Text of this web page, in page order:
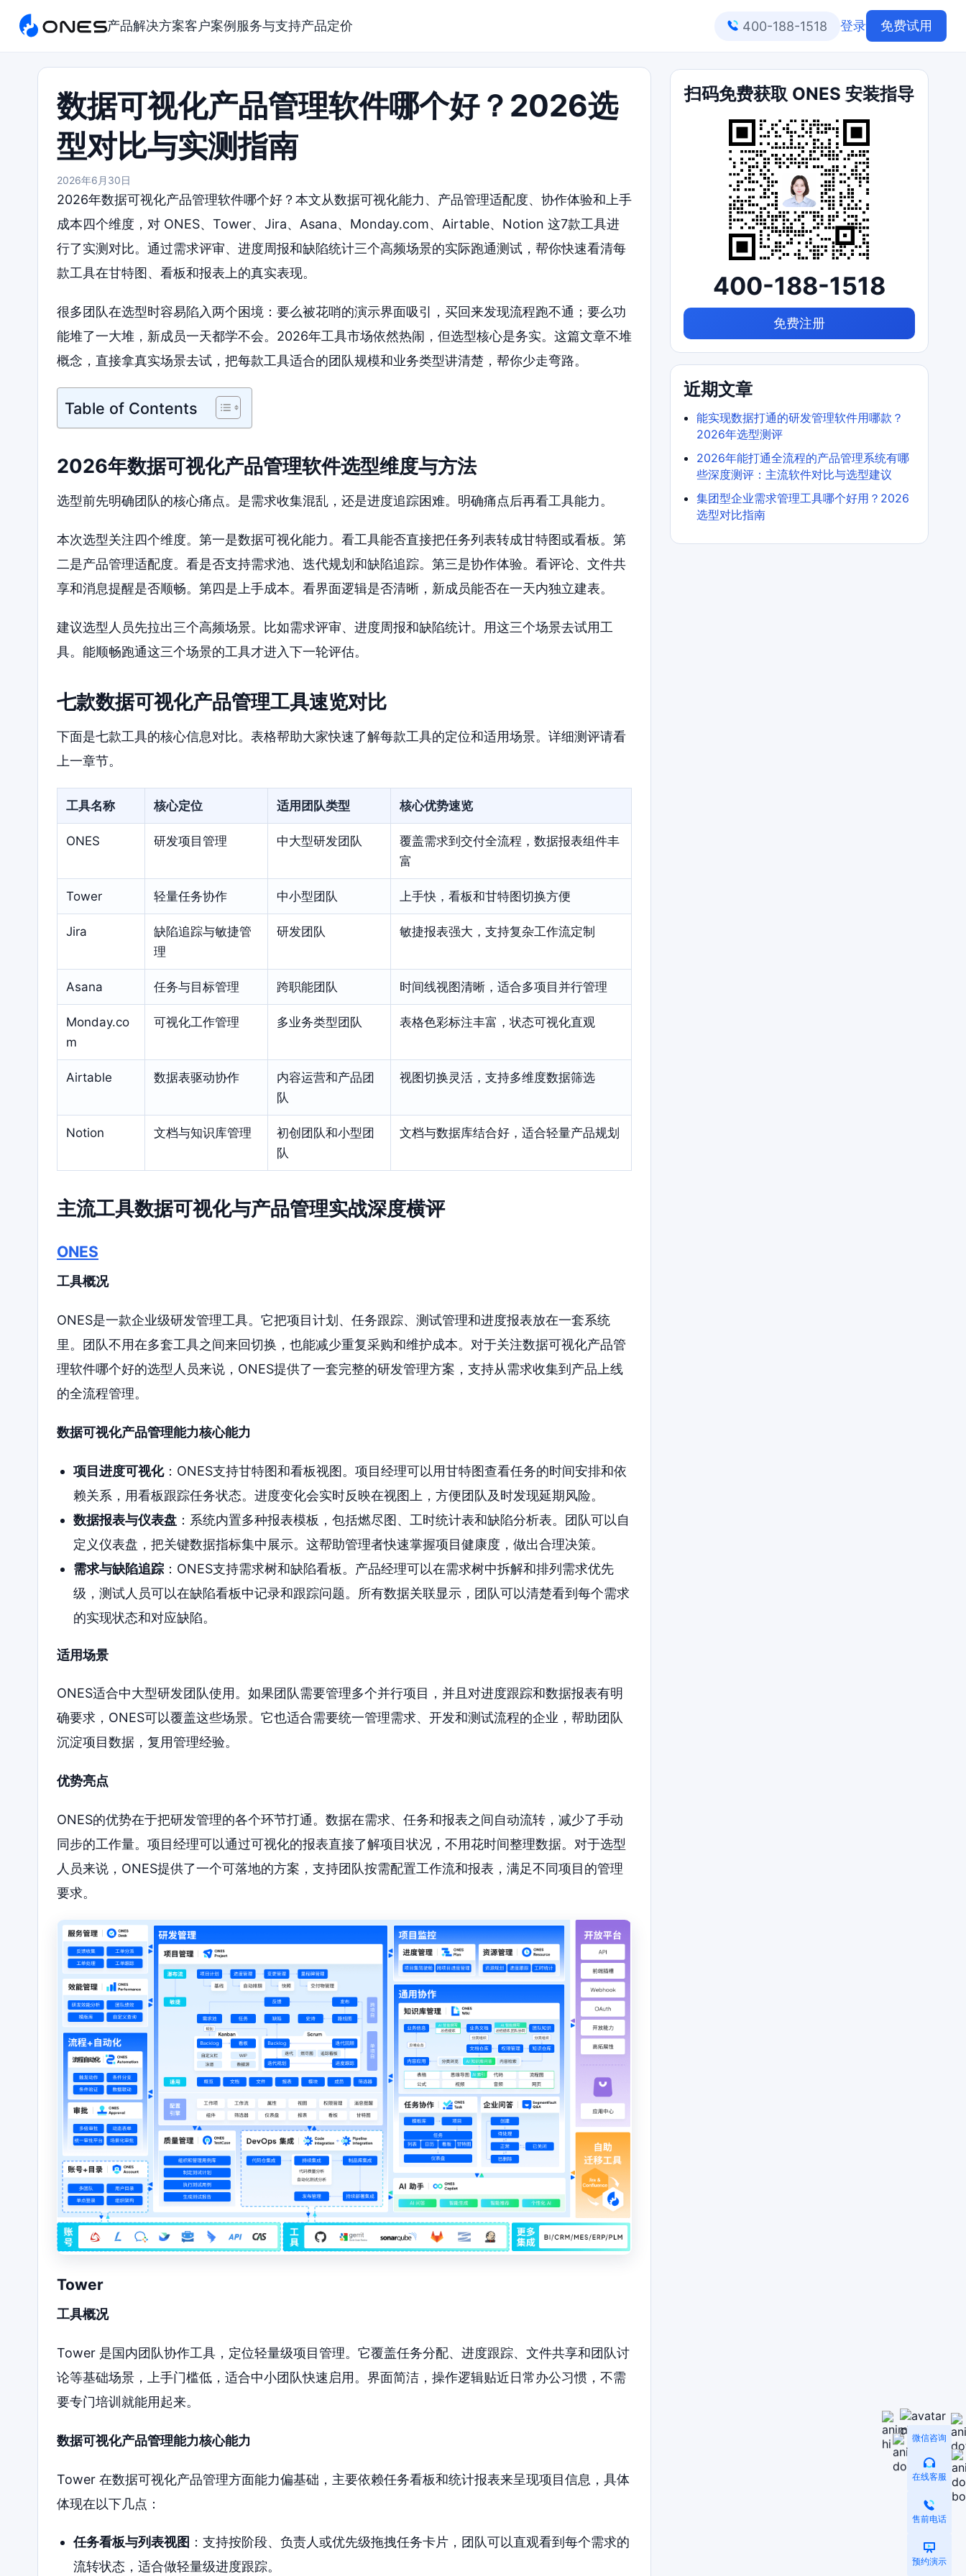
产品解决方案客户案例 服务与支持产品定价 400-188-1518 登录 免费试用
数据可视化产品管理软件哪个好？2026选
型对比与实测指南
2026年6月30日
2026年数据可视化产品管理软件哪个好？本文从数据可视化能力、产品管理适配度、协作体验和上手
成本四个维度，对 ONES、Tower、Jira、Asana、Monday.com、Airtable、Notion 这7款工具进
行了实测对比。通过需求评审、进度周报和缺陷统计三个高频场景的实际跑通测试，帮你快速看清每
款工具在甘特图、看板和报表上的真实表现。
很多团队在选型时容易陷入两个困境：要么被花哨的演示界面吸引，买回来发现流程跑不通；要么功
能堆了一大堆，新成员一天都学不会。2026年工具市场依然热闹，但选型核心是务实。这篇文章不堆
概念，直接拿真实场景去试，把每款工具适合的团队规模和业务类型讲清楚，帮你少走弯路。
Table of Contents
2026年数据可视化产品管理软件选型维度与方法
选型前先明确团队的核心痛点。是需求收集混乱，还是进度追踪困难。明确痛点后再看工具能力。
本次选型关注四个维度。第一是数据可视化能力。看工具能否直接把任务列表转成甘特图或看板。第
二是产品管理适配度。看是否支持需求池、迭代规划和缺陷追踪。第三是协作体验。看评论、文件共
享和消息提醒是否顺畅。第四是上手成本。看界面逻辑是否清晰，新成员能否在一天内独立建表。
建议选型人员先拉出三个高频场景。比如需求评审、进度周报和缺陷统计。用这三个场景去试用工
具。能顺畅跑通这三个场景的工具才进入下一轮评估。
七款数据可视化产品管理工具速览对比
下面是七款工具的核心信息对比。表格帮助大家快速了解每款工具的定位和适用场景。详细测评请看
上一章节。
工具名称 核心定位 适用团队类型 核心优势速览
ONES 研发项目管理 中大型研发团队
覆盖需求到交付全流程，数据报表组件丰
富
Tower 轻量任务协作 中小型团队 上手快，看板和甘特图切换方便
Jira
缺陷追踪与敏捷管
理
研发团队 敏捷报表强大，支持复杂工作流定制
Asana 任务与目标管理 跨职能团队 时间线视图清晰，适合多项目并行管理
Monday.co
m
可视化工作管理 多业务类型团队 表格色彩标注丰富，状态可视化直观
Airtable 数据表驱动协作
内容运营和产品团
队
视图切换灵活，支持多维度数据筛选
Notion 文档与知识库管理
初创团队和小型团
队
文档与数据库结合好，适合轻量产品规划
主流工具数据可视化与产品管理实战深度横评
ONES
工具概况
ONES是一款企业级研发管理工具。它把项目计划、任务跟踪、测试管理和进度报表放在一套系统
里。团队不用在多套工具之间来回切换，也能减少重复采购和维护成本。对于关注数据可视化产品管
理软件哪个好的选型人员来说，ONES提供了一套完整的研发管理方案，支持从需求收集到产品上线
的全流程管理。
数据可视化产品管理能力核心能力
项目进度可视化：ONES支持甘特图和看板视图。项目经理可以用甘特图查看任务的时间安排和依
赖关系，用看板跟踪任务状态。进度变化会实时反映在视图上，方便团队及时发现延期风险。
数据报表与仪表盘：系统内置多种报表模板，包括燃尽图、工时统计表和缺陷分析表。团队可以自
定义仪表盘，把关键数据指标集中展示。这帮助管理者快速掌握项目健康度，做出合理决策。
需求与缺陷追踪：ONES支持需求树和缺陷看板。产品经理可以在需求树中拆解和排列需求优先
级，测试人员可以在缺陷看板中记录和跟踪问题。所有数据关联显示，团队可以清楚看到每个需求
的实现状态和对应缺陷。
适用场景
ONES适合中大型研发团队使用。如果团队需要管理多个并行项目，并且对进度跟踪和数据报表有明
确要求，ONES可以覆盖这些场景。它也适合需要统一管理需求、开发和测试流程的企业，帮助团队
沉淀项目数据，复用管理经验。
优势亮点
ONES的优势在于把研发管理的各个环节打通。数据在需求、任务和报表之间自动流转，减少了手动
同步的工作量。项目经理可以通过可视化的报表直接了解项目状况，不用花时间整理数据。对于选型
人员来说，ONES提供了一个可落地的方案，支持团队按需配置工作流和报表，满足不同项目的管理
要求。
Tower
工具概况
Tower 是国内团队协作工具，定位轻量级项目管理。它覆盖任务分配、进度跟踪、文件共享和团队讨
论等基础场景，上手门槛低，适合中小团队快速启用。界面简洁，操作逻辑贴近日常办公习惯，不需
要专门培训就能用起来。
数据可视化产品管理能力核心能力
Tower 在数据可视化产品管理方面能力偏基础，主要依赖任务看板和统计报表来呈现项目信息，具体
体现在以下几点：
任务看板与列表视图 ：支持按阶段、负责人或优先级拖拽任务卡片，团队可以直观看到每个需求的
流转状态，适合做轻量级进度跟踪。
扫码免费获取 ONES 安装指导
400-188-1518
免费注册
近期文章
能实现数据打通的研发管理软件用哪款？
2026年选型测评
2026年能打通全流程的产品管理系统有哪
些深度测评：主流软件对比与选型建议
集团型企业需求管理工具哪个好用？2026
选型对比指南
微信咨询
在线客服
售前电话
预约演示